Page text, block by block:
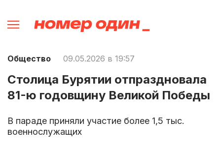
Общество 09.05.2026 в 19:57
Столица Бурятии отпраздновала
81-ю годовщину Великой Победы
В параде приняли участие более 1,5 тыс.
военнослужащих